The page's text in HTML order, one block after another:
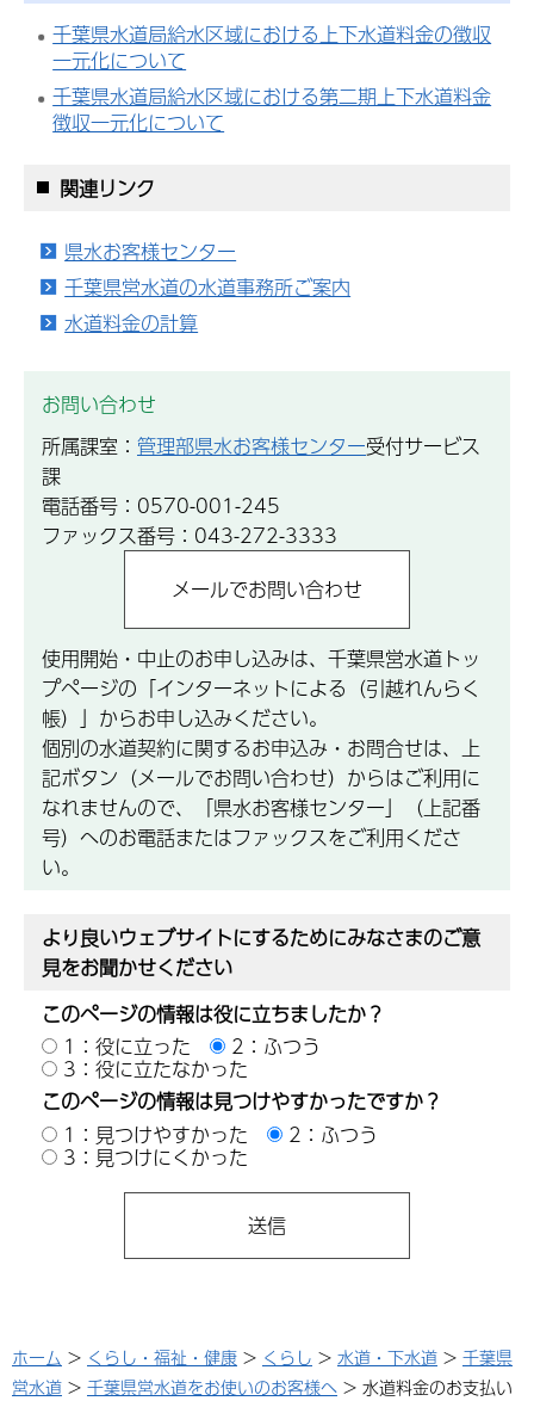
千葉県水道局給水区域における上下水道料金の徴収
一元化について
千葉県水道局給水区域における第二期上下水道料金
徴収一元化について
関連リンク
県水お客様センター
千葉県営水道の水道事務所ご案内
水道料金の計算
お問い合わせ
所属課室： 管理部県水お客様センター受付サービス
課
電話番号：0570-001-245
ファックス番号：043-272-3333
使用開始・中止のお申し込みは、千葉県営水道トッ
プページの「インターネットによる（引越れんらく
帳）」からお申し込みください。
個別の水道契約に関するお申込み・お問合せは、上
記ボタン（メールでお問い合わせ）からはご利用に
なれませんので、「県水お客様センター」（上記番
号）へのお電話またはファックスをご利用くださ
い。
より良いウェブサイトにするためにみなさまのご意
見をお聞かせください
このページの情報は役に立ちましたか？
1：役に立った
2：ふつう
3：役に立たなかった
このページの情報は見つけやすかったですか？
1：見つけやすかった
2：ふつう
3：見つけにくかった
ホーム > くらし・福祉・健康 > くらし > 水道・下水道 > 千葉県
営水道 > 千葉県営水道をお使いのお客様へ > 水道料金のお支払い